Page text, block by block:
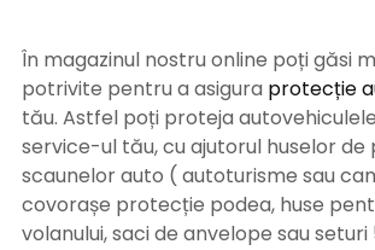
În magazinul nostru online poți găsi
potrivite pentru a asigura protecție
tău. Astfel poți proteja
service-ul tău, cu ajutorul huselor
scaunelor auto ( autoturisme sau
covorașe protecție podea, huse
volanului, saci de anvelope sau seturi